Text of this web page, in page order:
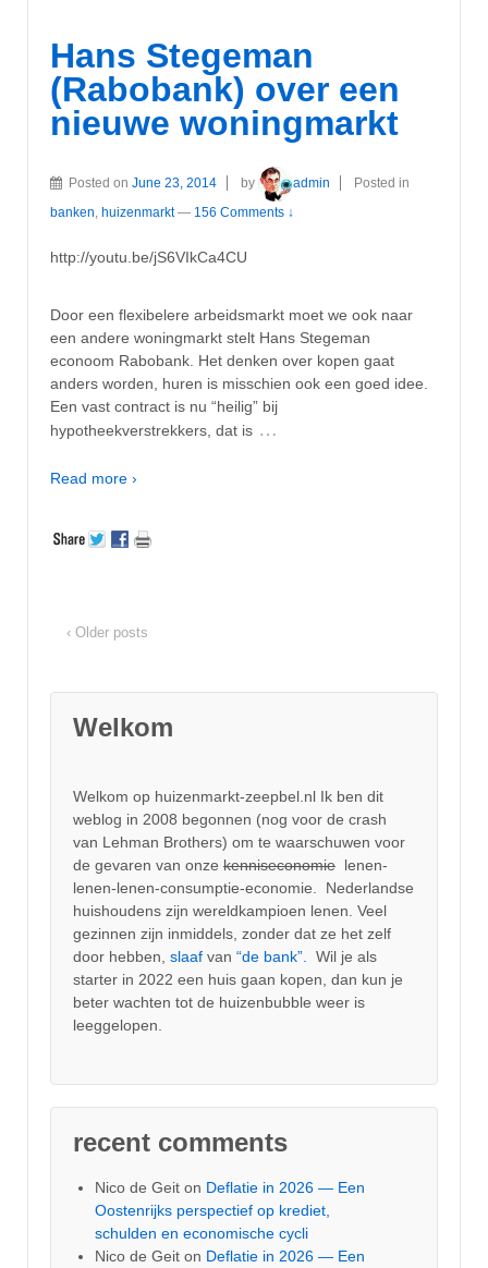
Hans Stegeman
(Rabobank) over een
nieuwe woningmarkt
Posted on June 23, 2014 by admin
Posted in
banken huizenmarkt — 156 Comments ↓
http://youtu.be/jS6VIkCa4CU
Door een flexibelere arbeidsmarkt moet we ook naar
een andere woningmarkt stelt Hans Stegeman
econoom Rabobank. Het denken over kopen gaat
anders worden, huren is misschien ook een goed idee.
Een vast contract is nu “heilig” bij
hypotheekverstrekkers, dat is …
Read more ›
‹ Older posts
Welkom
Welkom op huizenmarkt-zeepbel.nl Ik ben dit
weblog in 2008 begonnen (nog voor de crash
van Lehman Brothers) om te waarschuwen voor
de gevaren van onze kenniseconomie lenen-
lenen-lenen-consumptie-economie. Nederlandse
huishoudens zijn wereldkampioen lenen. Veel
gezinnen zijn inmiddels, zonder dat ze het zelf
door hebben, slaaf van “de bank”. Wil je als
starter in 2022 een huis gaan kopen, dan kun je
beter wachten tot de huizenbubble weer is
leeggelopen.
recent comments
Nico de Geit on Deflatie in 2026 — Een
Oostenrijks perspectief op krediet,
schulden en economische cycli
Nico de Geit on Deflatie in 2026 — Een